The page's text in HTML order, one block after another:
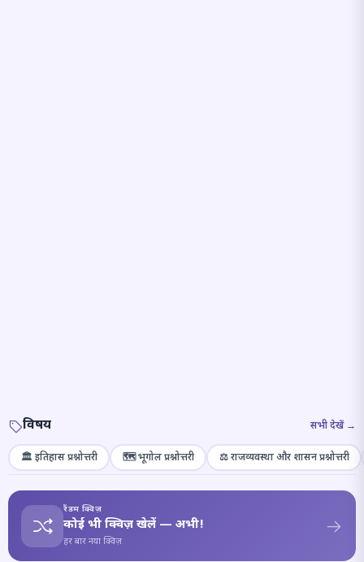
विषय सभी देखें →
🏛️ इतिहास प्रश्नोत्तरी 🗺️ भूगोल प्रश्नोत्तरी ⚖️ राजव्यवस्था और शासन प्रश्नोत्तरी
रैंडम क्विज़
कोई भी क्विज़ खेलें — अभी!
हर बार नया क्विज़